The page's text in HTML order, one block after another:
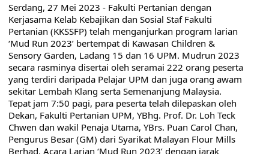
Serdang, 27 Mei 2023 - Fakulti Pertanian dengan
Kerjasama Kelab Kebajikan dan Sosial Staf Fakulti
Pertanian (KKSSFP) telah menganjurkan program larian
‘Mud Run 2023’ bertempat di Kawasan Children &
Sensory Garden, Ladang 15 dan 16 UPM. Mudrun 2023
secara rasminya disertai oleh seramai 222 orang peserta
yang terdiri daripada Pelajar UPM dan juga orang awam
sekitar Lembah Klang serta Semenanjung Malaysia.
Tepat jam 7:50 pagi, para peserta telah dilepaskan oleh
Dekan, Fakulti Pertanian UPM, YBhg. Prof. Dr. Loh Teck
Chwen dan wakil Penaja Utama, YBrs. Puan Carol Chan,
Pengurus Besar (GM) dari Syarikat Malayan Flour Mills
Berhad. Acara Larian ‘Mud Run 2023’ dengan jarak